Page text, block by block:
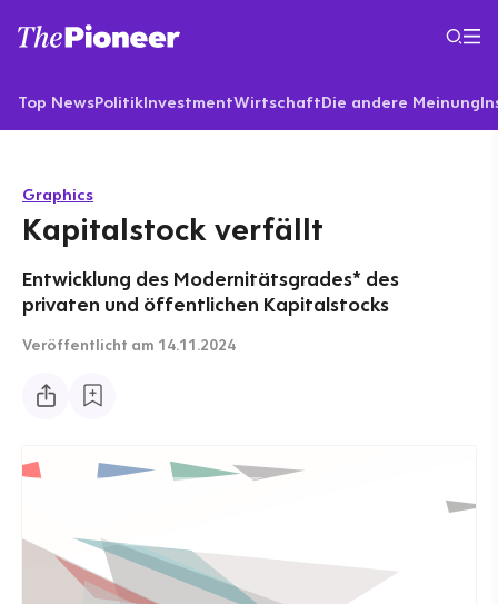
Top NewsPolitikInvestmentWirtschaftDie andere Meinung
Graphics
Kapitalstock verfällt
Entwicklung des Modernitätsgrades* des
privaten und öffentlichen Kapitalstocks
Veröffentlicht am 14.11.2024